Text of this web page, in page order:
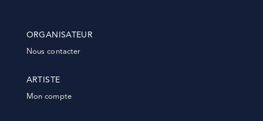
ORGANISATEUR
Nous contacter
ARTISTE
Mon compte